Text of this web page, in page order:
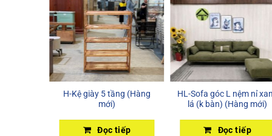
H-Kệ giày 5 tầng (Hàng
mới)
Đọc tiếp
HL-Sofa góc L nệm nỉ
lá (k bàn) (Hàng mới)
Đọc tiếp